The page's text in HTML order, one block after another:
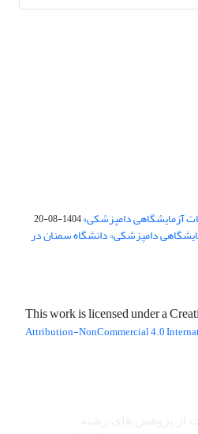
آزمایشگاهی دامپزشکی»1404-08-20
دامپزشکی» دانشگاه سمنان در
This work is licensed under a
Attribution-NonCommercial 4.0